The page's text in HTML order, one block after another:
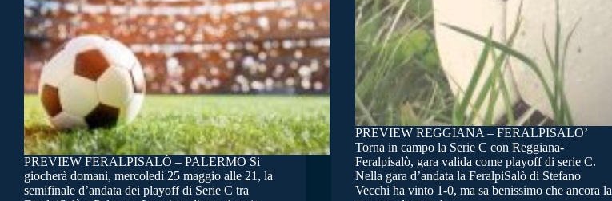
PREVIEW FERALPISALÒ – PALERMO Si
giocherà domani, mercoledì 25 maggio alle 21, la
semifinale d’andata dei playoff di Serie C tra
PREVIEW REGGIANA – FERALPISALO’
Torna in campo la Serie C con Reggiana-
Feralpisalò, gara valida come playoff di serie C.
Nella gara d’andata la FeralpiSalò di Stefano
Vecchi ha vinto 1-0, ma sa benissimo che ancora la